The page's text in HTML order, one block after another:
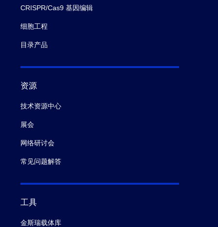
CRISPR/Cas9 基因编辑
细胞工程
目录产品
资源
技术资源中心
展会
网络研讨会
常见问题解答
工具
金斯瑞载体库